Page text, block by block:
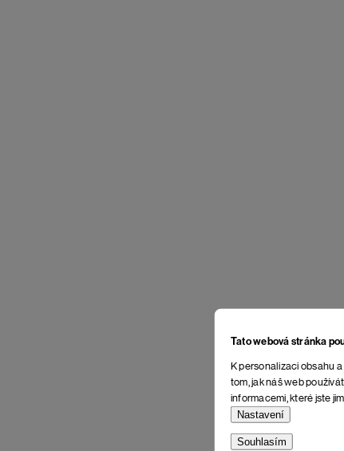
Tato webová stránka
K personalizaci obsahu
tom, jak náš web
informacemi, které jste
Nastavení
Souhlasím